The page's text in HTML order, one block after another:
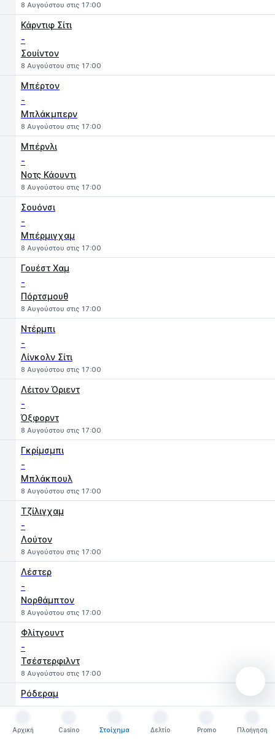
8 Αυγούστου στις 17:00
Κάρντιφ Σίτι
-
Σουίντον
8 Αυγούστου στις 17:00
Μπέρτον
-
Μπλάκμπερν
8 Αυγούστου στις 17:00
Μπέρνλι
-
Νοτς Κάουντι
8 Αυγούστου στις 17:00
Σουόνσι
-
Μπέρμιγχαμ
8 Αυγούστου στις 17:00
Γουέστ Χαμ
-
Πόρτσμουθ
8 Αυγούστου στις 17:00
Ντέρμπι
-
Λίνκολν Σίτι
8 Αυγούστου στις 17:00
Λέιτον Όριεντ
-
Όξφορντ
8 Αυγούστου στις 17:00
Γκρίμσμπι
-
Μπλάκπουλ
8 Αυγούστου στις 17:00
Τζίλιγχαμ
-
Λούτον
8 Αυγούστου στις 17:00
Λέστερ
-
Νορθάμπτον
8 Αυγούστου στις 17:00
Φλίτγουντ
-
Τσέστερφιλντ
8 Αυγούστου στις 17:00
Ρόδεραμ
-
8 Αυγούστου στις 19:30
Αρχική
Casino
Στοίχημα
Δελτίο
Promo
Πλοήγηση